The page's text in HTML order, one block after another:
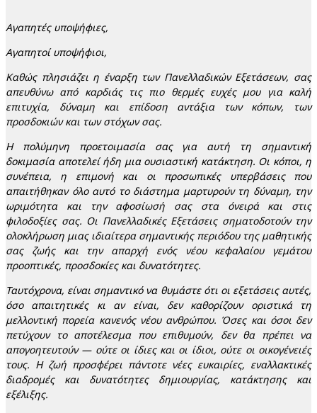
Αγαπητές υποψήφιες,
Αγαπητοί υποψήφιοι,
Καθώς πλησιάζει η έναρξη των Πανελλαδικών Εξετάσεων, σας
απευθύνω από καρδιάς τις πιο θερμές ευχές μου για καλή
επιτυχία, δύναμη και επίδοση αντάξια των κόπων, των
προσδοκιών και των στόχων σας.
Η πολύμηνη προετοιμασία σας για αυτή τη σημαντική
δοκιμασία αποτελεί ήδη μια ουσιαστική κατάκτηση. Οι κόποι, η
συνέπεια, η επιμονή και οι προσωπικές υπερβάσεις που
απαιτήθηκαν όλο αυτό το διάστημα μαρτυρούν τη δύναμη, την
ωριμότητα και την αφοσίωσή σας στα όνειρά και στις
φιλοδοξίες σας. Οι Πανελλαδικές Εξετάσεις σηματοδοτούν την
ολοκλήρωση μιας ιδιαίτερα σημαντικής περιόδου της μαθητικής
σας ζωής και την απαρχή ενός νέου κεφαλαίου γεμάτου
προοπτικές, προσδοκίες και δυνατότητες.
Ταυτόχρονα, είναι σημαντικό να θυμάστε ότι οι εξετάσεις αυτές,
όσο απαιτητικές κι αν είναι, δεν καθορίζουν οριστικά τη
μελλοντική πορεία κανενός νέου ανθρώπου. Όσες και όσοι δεν
πετύχουν το αποτέλεσμα που επιθυμούν, δεν θα πρέπει να
απογοητευτούν — ούτε οι ίδιες και οι ίδιοι, ούτε οι οικογένειές
τους. Η ζωή προσφέρει πάντοτε νέες ευκαιρίες, εναλλακτικές
διαδρομές και δυνατότητες δημιουργίας, κατάκτησης και
εξέλιξης.